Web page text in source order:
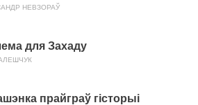
НЕВЗОРАЎ
для Захаду
прайграў гісторыі